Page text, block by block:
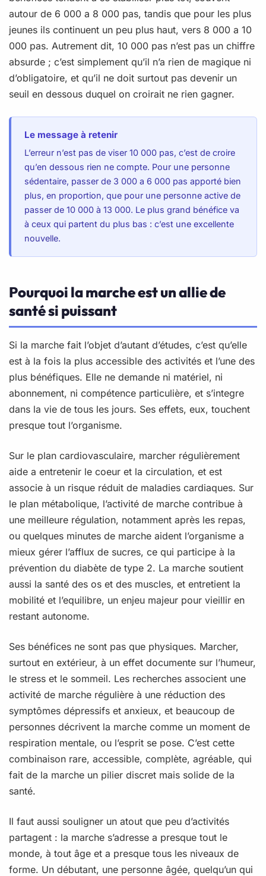
autour de 6 000 a 8 000 pas, tandis que pour les plus
jeunes ils continuent un peu plus haut, vers 8 000 a 10
000 pas. Autrement dit, 10 000 pas n’est pas un chiffre
absurde ; c’est simplement qu’il n’a rien de magique ni
d’obligatoire, et qu’il ne doit surtout pas devenir un
seuil en dessous duquel on croirait ne rien gagner.
Le message à retenir
L’erreur n’est pas de viser 10 000 pas, c’est de croire
qu’en dessous rien ne compte. Pour une personne
sédentaire, passer de 3 000 a 6 000 pas apporté bien
plus, en proportion, que pour une personne active de
passer de 10 000 à 13 000. Le plus grand bénéfice va
à ceux qui partent du plus bas : c’est une excellente
nouvelle.
Pourquoi la marche est un allie de
santé si puissant
Si la marche fait l’objet d’autant d’études, c’est qu’elle
est à la fois la plus accessible des activités et l’une des
plus bénéfiques. Elle ne demande ni matériel, ni
abonnement, ni compétence particulière, et s’integre
dans la vie de tous les jours. Ses effets, eux, touchent
presque tout l’organisme.
Sur le plan cardiovasculaire, marcher régulièrement
aide a entretenir le coeur et la circulation, et est
associe à un risque réduit de maladies cardiaques. Sur
le plan métabolique, l’activité de marche contribue à
une meilleure régulation, notamment après les repas,
ou quelques minutes de marche aident l’organisme a
mieux gérer l’afflux de sucres, ce qui participe à la
prévention du diabète de type 2. La marche soutient
aussi la santé des os et des muscles, et entretient la
mobilité et l’equilibre, un enjeu majeur pour vieillir en
restant autonome.
Ses bénéfices ne sont pas que physiques. Marcher,
surtout en extérieur, à un effet documente sur l’humeur,
le stress et le sommeil. Les recherches associent une
activité de marche régulière à une réduction des
symptômes dépressifs et anxieux, et beaucoup de
personnes décrivent la marche comme un moment de
respiration mentale, ou l’esprit se pose. C’est cette
combinaison rare, accessible, complète, agréable, qui
fait de la marche un pilier discret mais solide de la
santé.
Il faut aussi souligner un atout que peu d’activités
partagent : la marche s’adresse a presque tout le
monde, à tout âge et a presque tous les niveaux de
forme. Un débutant, une personne âgée, quelqu’un qui